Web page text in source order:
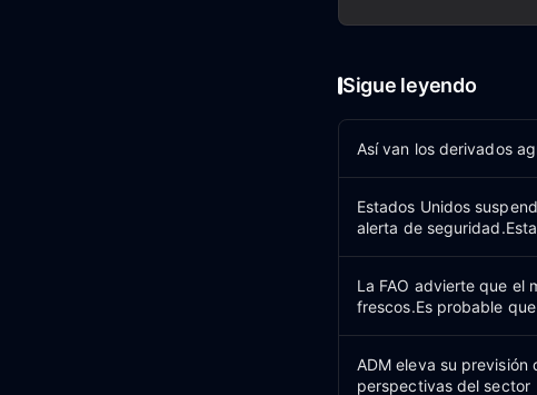
Sigue leyendo
Así van los derivados
Estados Unidos
alerta de
La FAO advierte que el
frescos.Es probable
ADM eleva su
perspectivas del sector